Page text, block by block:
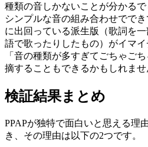
種類の音しかないことが分かる
シンプルな音の組み合わせでで
に出回っている派生版（歌詞を
語で歌ったりしたもの）がイマイ
「音の種類が多すぎてごちゃご
摘することもできるかもしれませ
検証結果まとめ
PPAPが独特で面白いと思える理
き、その理由は以下の2つです。